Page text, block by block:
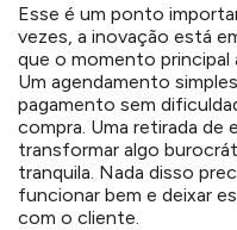
Esse é um ponto
vezes, a inovação está
que o momento principal
Um agendamento
pagamento sem
compra. Uma retirada de
transformar algo
tranquila. Nada disso
funcionar bem e deixar
com o cliente.